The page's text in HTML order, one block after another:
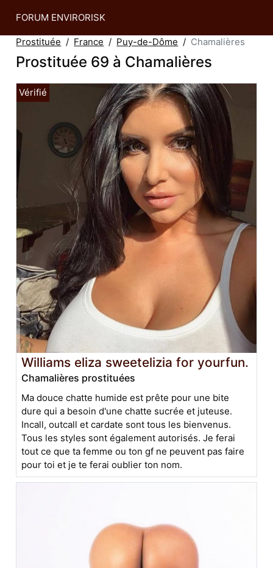
FORUM ENVIRORISK
Prostituée France Puy-de-Dôme Chamalières
Prostituée 69 à Chamalières
Williams eliza sweetelizia for yourfun.
Chamalières prostituées
Ma douce chatte humide est prête pour une bite
dure qui a besoin d'une chatte sucrée et juteuse.
Incall, outcall et cardate sont tous les bienvenus.
Tous les styles sont également autorisés. Je ferai
tout ce que ta femme ou ton gf ne peuvent pas faire
pour toi et je te ferai oublier ton nom.